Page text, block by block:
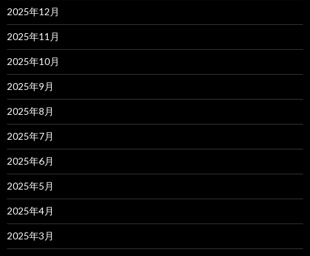
2025年12月
2025年11月
2025年10月
2025年9月
2025年8月
2025年7月
2025年6月
2025年5月
2025年4月
2025年3月